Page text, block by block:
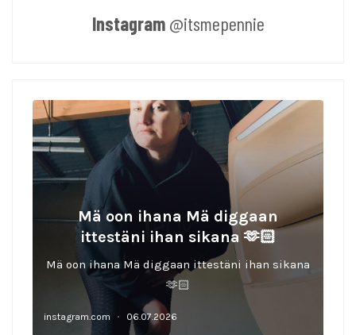
Instagram@itsmepennie